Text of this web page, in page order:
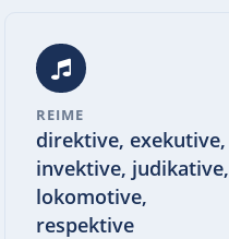
REIME
direktive, exekutive,
invektive, judikative,
lokomotive,
respektive